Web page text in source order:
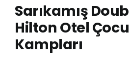
Sarıkamış
Hilton Otel
Kampları